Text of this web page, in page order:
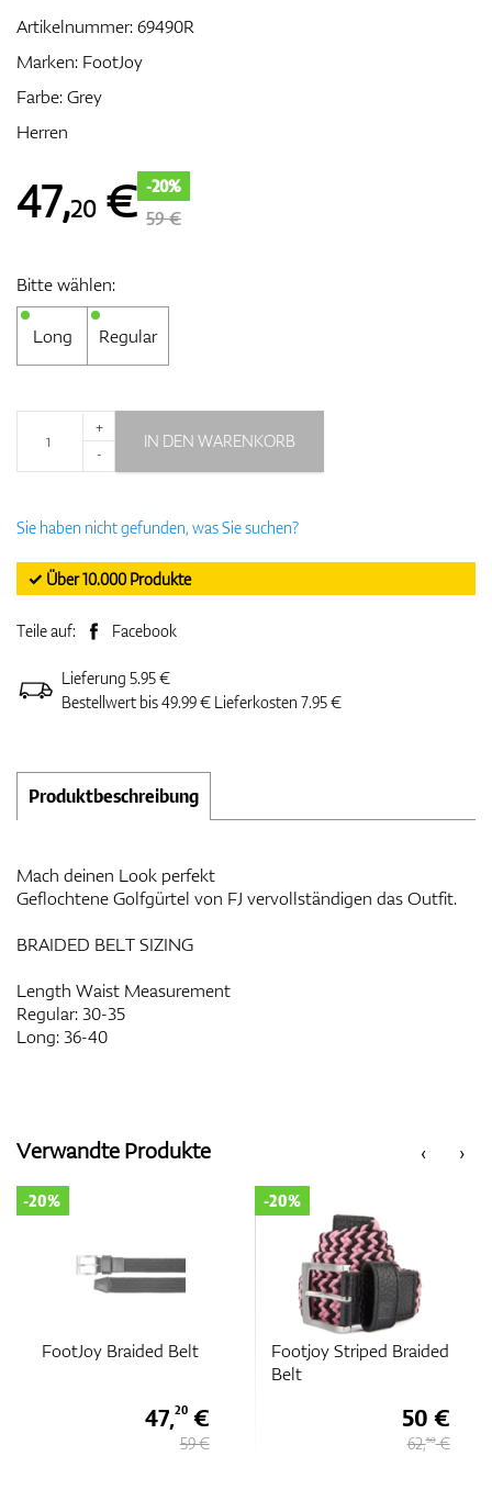
Entfernungsmesser & GPS
Artikelnummer:69490R
Marken: FootJoy
Farbe: Grey
Herren
47,20€ -20%
59 €
Bitte wählen:
Long Regular
+
-
IN DEN WARENKORB
Sie haben nicht gefunden, was Sie suchen?
✓ Über 10.000 Produkte
Teile auf: Facebook
Lieferung 5.95 €
Bestellwert bis 49.99 € Lieferkosten 7.95 €
Produktbeschreibung
Mach deinen Look perfekt
Geflochtene Golfgürtel von FJ vervollständigen das Outfit.
BRAIDED BELT SIZING
Length Waist Measurement
Regular: 30-35
Long: 36-40
‹
Verwandte Produkte ›
FootJoy Braided Belt
-20%
47,20€
59 €
Footjoy Striped Braided
Belt
-20%
50 €
62,50€